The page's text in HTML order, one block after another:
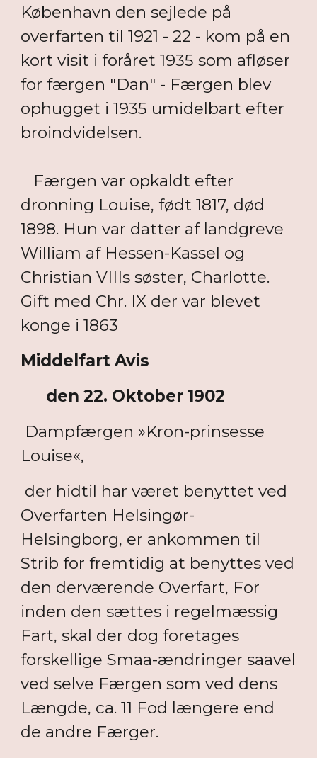
København den sejlede på
overfarten til 1921 - 22 - kom på en
kort visit i foråret 1935 som afløser
for færgen "Dan" - Færgen blev
ophugget i 1935 umidelbart efter
broindvidelsen.
Færgen var opkaldt efter
dronning Louise, født 1817, død
1898. Hun var datter af landgreve
William af Hessen-Kassel og
Christian VIIIs søster, Charlotte.
Gift med Chr. IX der var blevet
konge i 1863
Middelfart Avis
den 22. Oktober 1902
Dampfærgen »Kron-prinsesse
Louise«,
der hidtil har været benyttet ved
Overfarten Helsingør-
Helsingborg, er ankommen til
Strib for fremtidig at benyttes ved
den derværende Overfart, For
inden den sættes i regelmæssig
Fart, skal der dog foretages
forskellige Smaa-ændringer saavel
ved selve Færgen som ved dens
Længde, ca. 11 Fod længere end
de andre Færger.